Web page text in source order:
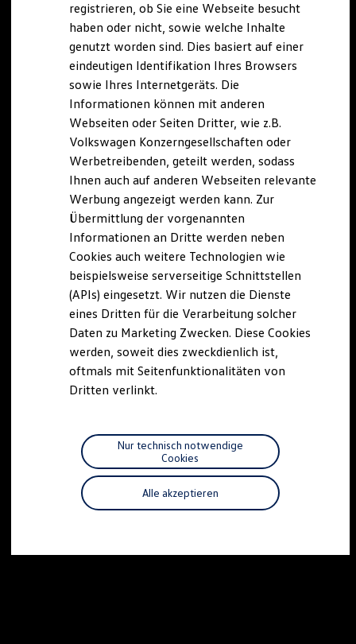
Driving Experience
Volkswagen entdecken
Werkbesichtigung
Lifestyle Shop
T-Roc Kollektion
Golf Kollektion
Volkswagen Kollektion
R-Kollektion
GTI Kollektion
Fußball Drop
we drive football
#wedriveproud
Besitzer und Service
myVolkswagen
Software Updates
Service und Ersatzteile
Inspektion und HU/AU
Reparaturen und Checks
Motorenöl und Flüssigkeiten
Räder und Reifen
Pannen- und Unfallhilfe
Economy Service
Volkswagen Teile
Zubehör
Modellspezifisches Zubehör
Individualisieren
Wallbox und Ladekabel
Digitale Extras
Dienste für Ihr Modell finden
Volkswagen Apps, Login und Shop
Handy und Fahrzeug verbinden
Vorgängermodelle
registrieren, ob Sie eine Webseite besucht
haben oder nicht, sowie welche Inhalte
genutzt worden sind. Dies basiert auf einer
eindeutigen Identifikation Ihres Browsers
sowie Ihres Internetgeräts. Die
Informationen können mit anderen
Webseiten oder Seiten Dritter, wie z.B.
Volkswagen Konzerngesellschaften oder
Werbetreibenden, geteilt werden, sodass
Ihnen auch auf anderen Webseiten relevante
Werbung angezeigt werden kann. Zur
Übermittlung der vorgenannten
Informationen an Dritte werden neben
Cookies auch weitere Technologien wie
beispielsweise serverseitige Schnittstellen
(APIs) eingesetzt. Wir nutzen die Dienste
eines Dritten für die Verarbeitung solcher
Daten zu Marketing Zwecken. Diese Cookies
werden, soweit dies zweckdienlich ist,
oftmals mit Seitenfunktionalitäten von
Dritten verlinkt.
Alle akzeptieren
Nur technisch notwendige
Cookies